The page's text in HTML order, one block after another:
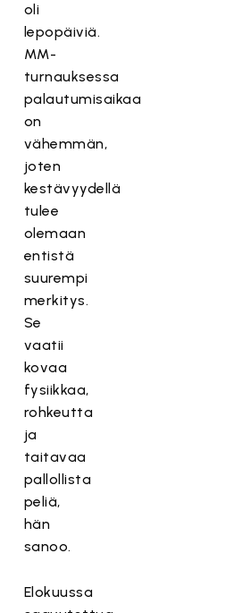
oli
lepopäiviä.
MM-
turnauksessa
palautumisaikaa
on
vähemmän,
joten
kestävyydellä
tulee
olemaan
entistä
suurempi
merkitys.
Se
vaatii
kovaa
fysiikkaa,
rohkeutta
ja
taitavaa
pallollista
peliä,
hän
sanoo.
Elokuussa